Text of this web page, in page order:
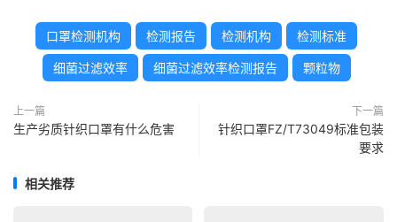
口罩检测机构 检测报告 检测机构 检测标准
细菌过滤效率 细菌过滤效率检测报告 颗粒物
上一篇
生产劣质针织口罩有什么危害
下一篇
针织口罩FZ/T73049标准包装
要求
相关推荐